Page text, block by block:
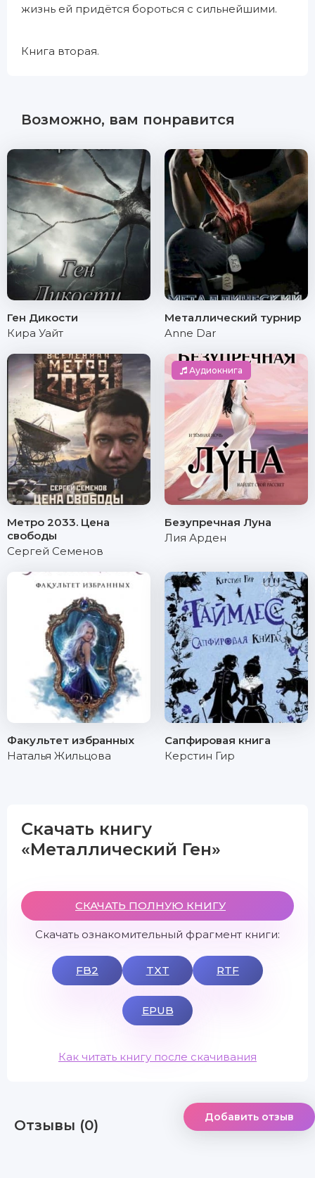
жизнь ей придётся бороться с сильнейшими.
Книга вторая.
Возможно, вам понравится
Ген Дикости
Кира Уайт
Металлический турнир
Anne Dar
Метро 2033. Цена
свободы
Сергей Семенов
Аудиокнига
Безупречная Луна
Лия Арден
Факультет избранных
Наталья Жильцова
Сапфировая книга
Керстин Гир
Скачать книгу
«Металлический Ген»
СКАЧАТЬ ПОЛНУЮ КНИГУ
Скачать ознакомительный фрагмент книги:
FB2 TXT RTF
EPUB
Как читать книгу после скачивания
Отзывы (0) Добавить отзыв